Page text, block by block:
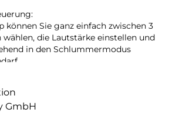
können Sie ganz einfach zwischen 3
wählen, die Lautstärke einstellen und
in den Schlummermodus
WLAN-Netzwerkverbindung unterstützt
wird eine große Reichweite
GmbH